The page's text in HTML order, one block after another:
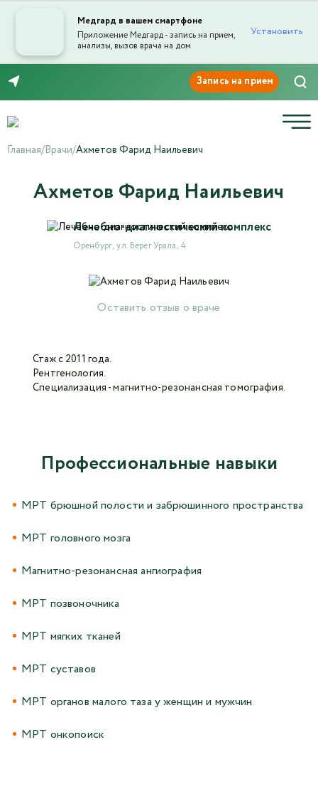
Медгард в вашем смартфоне
Приложение Медгард - запись на прием,
анализы, вызов врача на дом
Установить
Главная/Врачи/Ахметов Фарид Наильевич
Оставить отзыв о враче
Ахметов Фарид Наильевич
Лечебно-диагностический комплекс
Оренбург , ул. Берег Урала, 4
Стаж с 2011 года.
Рентгенология.
Специализация - магнитно-резонансная томография.
Отправка отзыва
Текст отзыва*
Авторизоваться в личном кабинете
Войти с VK ID
Отправляя данную форму,я даю согласие на
Профессиональные навыки
МРТ брюшной полости и забрюшинного пространства
МРТ головного мозга
Магнитно-резонансная ангиография
МРТ позвоночника
МРТ мягких тканей
МРТ суставов
МРТ органов малого таза у женщин и мужчин
МРТ онкопоиск